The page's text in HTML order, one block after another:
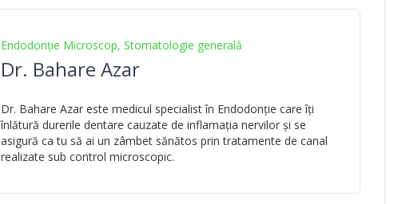
Endodonție Microscop, Stomatologie generală
Dr. Bahare Azar
Dr. Bahare Azar este medicul specialist în Endodonție care îți
înlătură durerile dentare cauzate de inflamația nervilor și se
asigură ca tu să ai un zâmbet sănătos prin tratamente de canal
realizate sub control microscopic.